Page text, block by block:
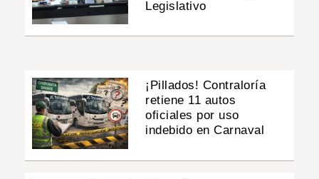
Legislativo
¡Pillados! Contraloría
retiene 11 autos
oficiales por uso
indebido en Carnaval